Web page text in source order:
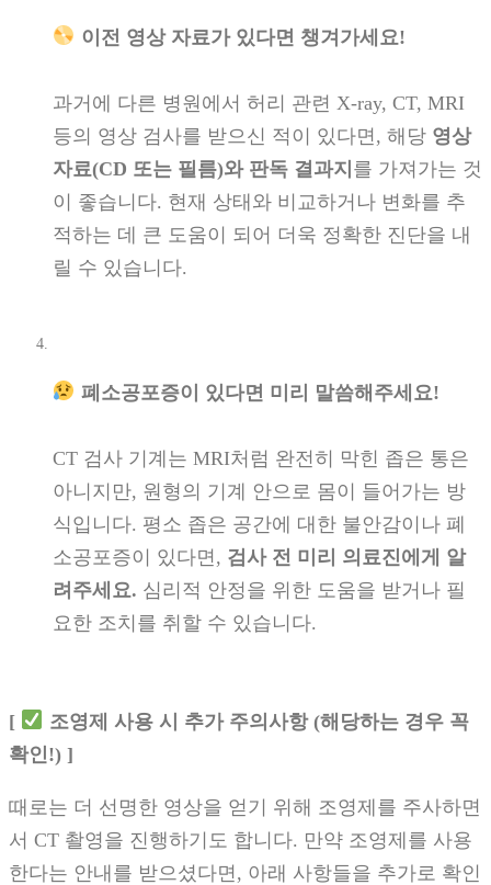
이전 영상 자료가 있다면 챙겨가세요!
과거에 다른 병원에서 허리 관련 X-ray, CT, MRI
등의 영상 검사를 받으신 적이 있다면, 해당 영상
자료(CD 또는 필름)와 판독 결과지 를 가져가는 것
이 좋습니다. 현재 상태와 비교하거나 변화를 추
적하는 데 큰 도움이 되어 더욱 정확한 진단을 내
릴 수 있습니다.
폐소공포증이 있다면 미리 말씀해주세요!
CT 검사 기계는 MRI처럼 완전히 막힌 좁은 통은
아니지만, 원형의 기계 안으로 몸이 들어가는 방
식입니다. 평소 좁은 공간에 대한 불안감이나 폐
소공포증이 있다면, 검사 전 미리 의료진에게 알
려주세요. 심리적 안정을 위한 도움을 받거나 필
요한 조치를 취할 수 있습니다.
[
조영제 사용 시 추가 주의사항 (해당하는 경우 꼭
확인!) ]
때로는 더 선명한 영상을 얻기 위해 조영제를 주사하면
서 CT 촬영을 진행하기도 합니다. 만약 조영제를 사용
한다는 안내를 받으셨다면, 아래 사항들을 추가로 확인